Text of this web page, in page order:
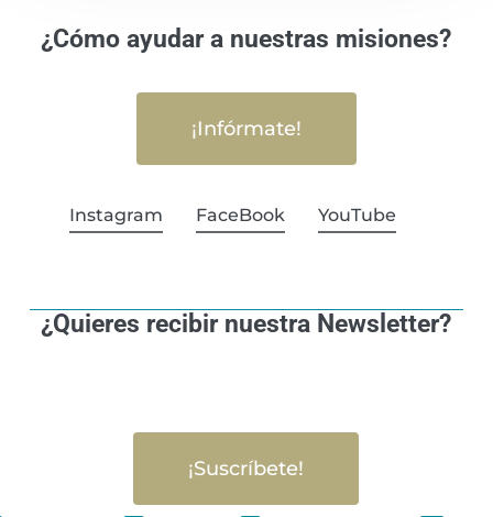
¿Cómo ayudar a nuestras misiones?
¡Infórmate!
Instagram FaceBook YouTube
¿Quieres recibir nuestra Newsletter?
¡Suscríbete!